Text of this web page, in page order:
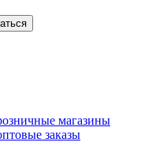
магазины
заказы